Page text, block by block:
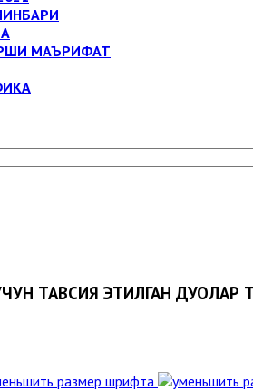
МАЪРИФАТ
ТАВСИЯ ЭТИЛГАН ДУОЛАР
размер шрифта